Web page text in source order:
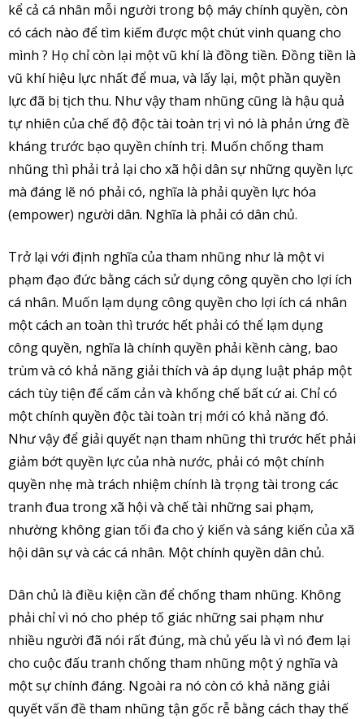
kể cả cá nhân mỗi người trong bộ máy chính quyền, còn
có cách nào để tìm kiếm được một chút vinh quang cho
mình ? Họ chỉ còn lại một vũ khí là đồng tiền. Ðồng tiền là
vũ khí hiệu lực nhất để mua, và lấy lại, một phần quyền
lực đã bị tịch thu. Như vậy tham nhũng cũng là hậu quả
tự nhiên của chế độ độc tài toàn trị vì nó là phản ứng đề
kháng trước bạo quyền chính trị. Muốn chống tham
nhũng thì phải trả lại cho xã hội dân sự những quyền lực
mà đáng lẽ nó phải có, nghĩa là phải quyền lực hóa
(empower) người dân. Nghĩa là phải có dân chủ.
Trở lại với định nghĩa của tham nhũng như là một vi
phạm đạo đức bằng cách sử dụng công quyền cho lợi ích
cá nhân. Muốn lạm dụng công quyền cho lợi ích cá nhân
một cách an toàn thì trước hết phải có thể lạm dụng
công quyền, nghĩa là chính quyền phải kềnh càng, bao
trùm và có khả năng giải thích và áp dụng luật pháp một
cách tùy tiện để cấm cản và khống chế bất cứ ai. Chỉ có
một chính quyền độc tài toàn trị mới có khả năng đó.
Như vậy để giải quyết nạn tham nhũng thì trước hết phải
giảm bớt quyền lực của nhà nước, phải có một chính
quyền nhẹ mà trách nhiệm chính là trọng tài trong các
tranh đua trong xã hội và chế tài những sai phạm,
nhường không gian tối đa cho ý kiến và sáng kiến của xã
hội dân sự và các cá nhân. Một chính quyền dân chủ.
Dân chủ là điều kiện cần để chống tham nhũng. Không
phải chỉ vì nó cho phép tố giác những sai phạm như
nhiều người đã nói rất đúng, mà chủ yếu là vì nó đem lại
cho cuộc đấu tranh chống tham nhũng một ý nghĩa và
một sự chính đáng. Ngoài ra nó còn có khả năng giải
quyết vấn đề tham nhũng tận gốc rễ bằng cách thay thế